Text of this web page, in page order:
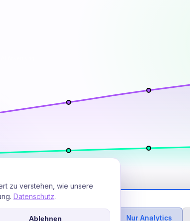
zu verstehen, wie unsere
Datenschutz.
AblehnenAlle akzeptieren Nur Analytics